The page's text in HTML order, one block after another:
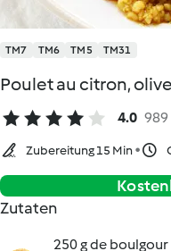
TM7 TM6 TM5 TM31
Poulet au citron,
4.0
Zubereitung 15 Min
Zutaten
250 g de boulgour